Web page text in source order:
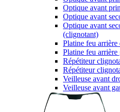
Optique avant
Optique avant
Optique avant
(clignotant)
Platine feu arrière
Platine feu arrière
Répétiteur
Répétiteur
Veilleuse avant
Veilleuse avant